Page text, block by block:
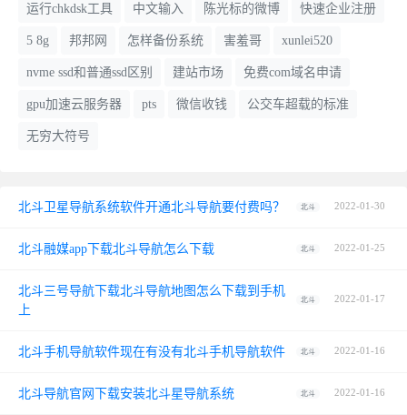
运行chkdsk工具 中文输入 陈光标的微博 快速企业注册
5 8g 邦邦网 怎样备份系统 害羞哥 xunlei520
nvme ssd和普通ssd区别 建站市场 免费com域名申请
gpu加速云服务器 pts 微信收钱 公交车超载的标准
无穷大符号
北斗卫星导航系统软件开通北斗导航要付费吗？ 北斗 2022-01-30
北斗融媒app下载北斗导航怎么下载 北斗 2022-01-25
北斗三号导航下载北斗导航地图怎么下载到手机
上
北斗 2022-01-17
北斗手机导航软件现在有没有北斗手机导航软件 北斗 2022-01-16
北斗导航官网下载安装北斗星导航系统 北斗 2022-01-16